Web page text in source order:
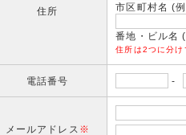
住所 市区町村名 (
番地・ビル名
住所は2つに分け
電話番号 -
メールアドレス ※